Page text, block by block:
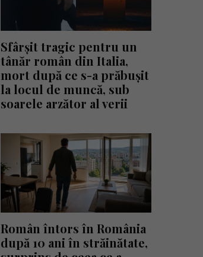
Sfârșit tragic pentru un
tânăr român din Italia,
mort după ce s-a prăbușit
la locul de muncă, sub
soarele arzător al verii
Român întors în România
după 10 ani în străinătate,